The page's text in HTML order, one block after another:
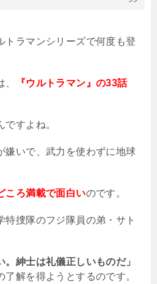
トラマンシリーズで何度も登
『ウルトラマン』の33話
すよね。
嫌いで、武力を使わずに地球
ころ満載で面白いのです。
特捜隊のフジ隊員の弟・サト
。紳士は礼儀正しいものだ」
解を得ようとするのです。